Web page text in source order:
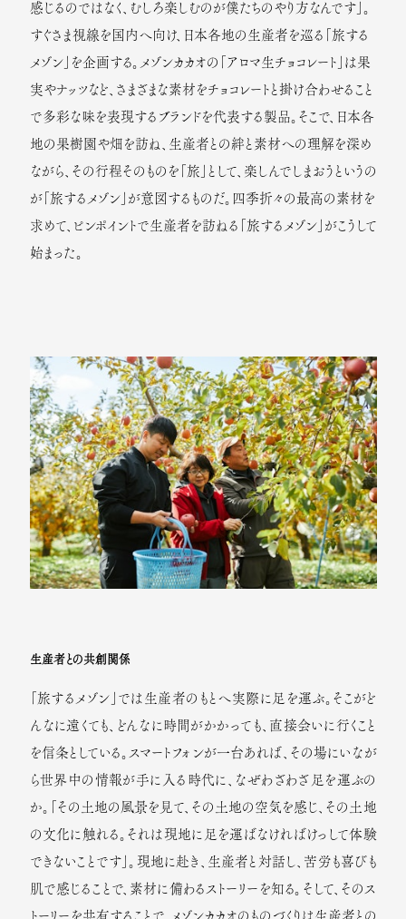
五つの哲学
旅
RECRUIT
SHOP
感じるのではなく、むしろ楽しむのが僕たちのやり方なんです」。
すぐさま視線を国内へ向け、日本各地の生産者を巡る「旅する
メゾン」を企画する。メゾンカカオの「アロマ生チョコレート」は果
実やナッツなど、さまざまな素材をチョコレートと掛け合わせること
で多彩な味を表現するブランドを代表する製品。そこで、日本各
地の果樹園や畑を訪ね、生産者との絆と素材への理解を深め
ながら、その行程そのものを「旅」として、楽しんでしまおうというの
が「旅するメゾン」が意図するものだ。四季折々の最高の素材を
求めて、ピンポイントで生産者を訪ねる「旅するメゾン」がこうして
始まった。
生産者との共創関係
「旅するメゾン」では生産者のもとへ実際に足を運ぶ。そこがど
んなに遠くても、どんなに時間がかかっても、直接会いに行くこと
を信条としている。スマートフォンが一台あれば、その場にいなが
ら世界中の情報が手に入る時代に、なぜわざわざ足を運ぶの
か。「その土地の風景を見て、その土地の空気を感じ、その土地
の文化に触れる。それは現地に足を運ばなければけっして体験
できないことです」。現地に赴き、生産者と対話し、苦労も喜びも
肌で感じることで、素材に備わるストーリーを知る。そして、そのス
トーリーを共有することで、メゾンカカオのものづくりは生産者との